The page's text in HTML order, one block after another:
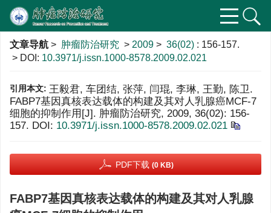
文章导航 > 肿瘤防治研究 > 2009 > 36(02) : 156-157.
> DOI: 10.3971/j.issn.1000-8578.2009.02.021
引用本文: 王毅君, 车团结, 张萍, 闫琨, 李琳, 王勤, 陈卫.
FABP7基因真核表达载体的构建及其对人乳腺癌MCF-7
细胞的抑制作用[J]. 肿瘤防治研究, 2009, 36(02): 156-
157. DOI: 10.3971/j.issn.1000-8578.2009.02.021
PDF下载 (0 KB)
FABP7基因真核表达载体的构建及其对人乳腺